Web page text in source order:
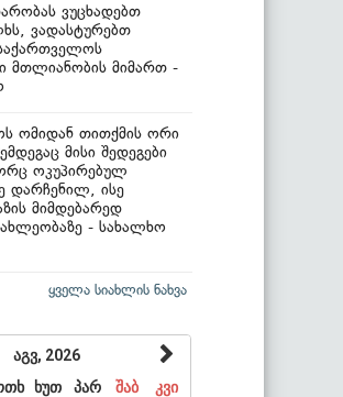
ვუცხადებთ
ვადასტურებთ
მთლიანობის მიმართ -
ომიდან თითქმის ორი
მისი შედეგები
ოკუპირებულ
დარჩენილ, ისე
მიმდებარედ
- სახალხო
ყველა სიახლის ნახვა
აგვ, 2026
ხუთ პარ შაბ
კვი